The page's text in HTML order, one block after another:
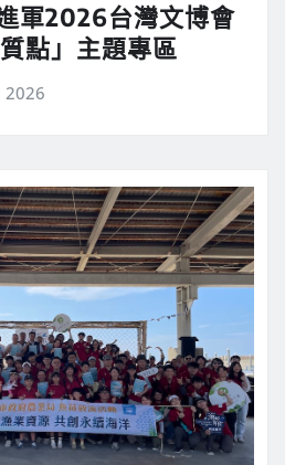
軍2026台灣文博會
點」主題專區
2026